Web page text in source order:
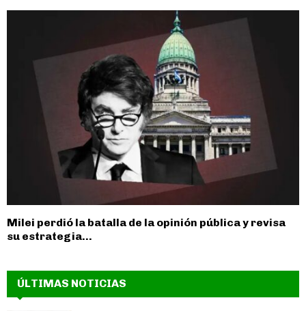
Milei perdió la batalla de la opinión pública y revisa
su estrategia...
ÚLTIMAS NOTICIAS